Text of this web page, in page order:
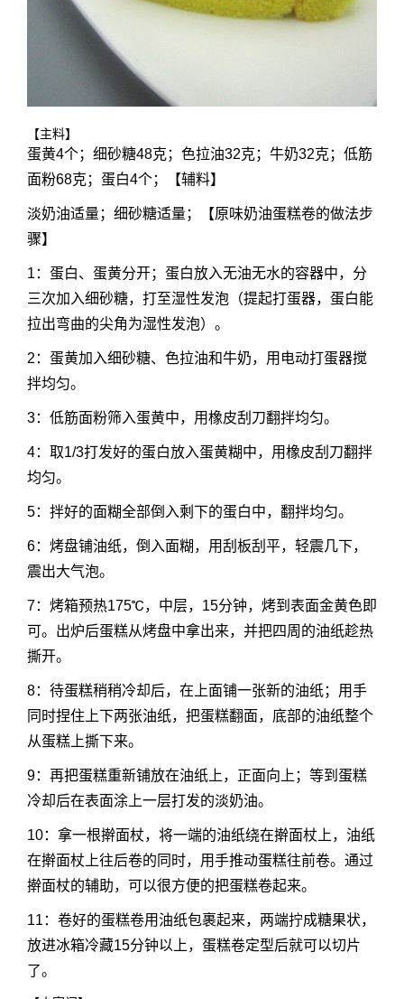
【主料】
蛋黄4个；细砂糖48克；色拉油32克；牛奶32克；低筋
面粉68克；蛋白4个；【辅料】
淡奶油适量；细砂糖适量；【原味奶油蛋糕卷的做法步
骤】
1：蛋白、蛋黄分开；蛋白放入无油无水的容器中，分
三次加入细砂糖，打至湿性发泡（提起打蛋器，蛋白能
拉出弯曲的尖角为湿性发泡）。
2：蛋黄加入细砂糖、色拉油和牛奶，用电动打蛋器搅
拌均匀。
3：低筋面粉筛入蛋黄中，用橡皮刮刀翻拌均匀。
4：取1/3打发好的蛋白放入蛋黄糊中，用橡皮刮刀翻拌
均匀。
5：拌好的面糊全部倒入剩下的蛋白中，翻拌均匀。
6：烤盘铺油纸，倒入面糊，用刮板刮平，轻震几下，
震出大气泡。
7：烤箱预热175℃，中层，15分钟，烤到表面金黄色即
可。出炉后蛋糕从烤盘中拿出来，并把四周的油纸趁热
撕开。
8：待蛋糕稍稍冷却后，在上面铺一张新的油纸；用手
同时捏住上下两张油纸，把蛋糕翻面，底部的油纸整个
从蛋糕上撕下来。
9：再把蛋糕重新铺放在油纸上，正面向上；等到蛋糕
冷却后在表面涂上一层打发的淡奶油。
10：拿一根擀面杖，将一端的油纸绕在擀面杖上，油纸
在擀面杖上往后卷的同时，用手推动蛋糕往前卷。通过
擀面杖的辅助，可以很方便的把蛋糕卷起来。
11：卷好的蛋糕卷用油纸包裹起来，两端拧成糖果状，
放进冰箱冷藏15分钟以上，蛋糕卷定型后就可以切片
了。